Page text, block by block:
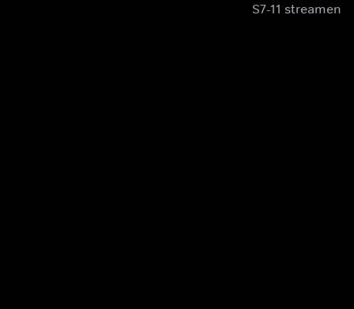
S7-11 streamen